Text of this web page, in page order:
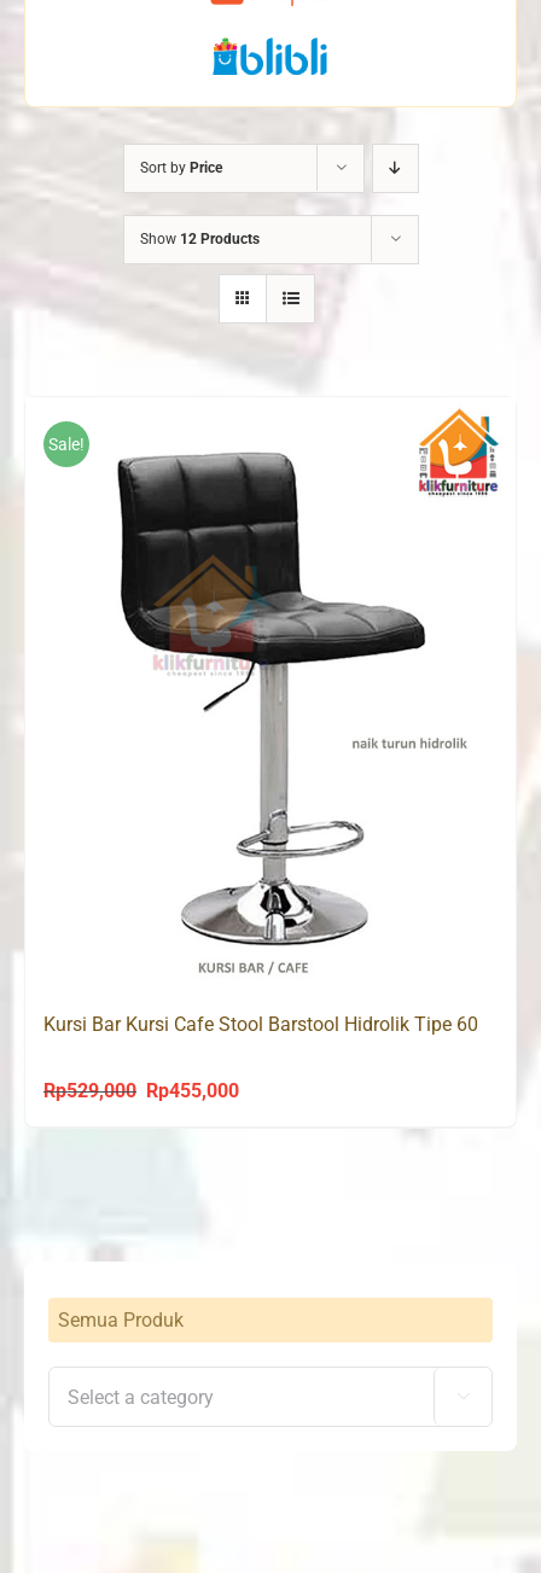
Sort by Price
Show 12 Products
Sale!
Kursi Bar Kursi Cafe Stool Barstool Hidrolik Tipe 60
Rp529,000
Original
price
Rp455,000Current
Semua Produk
